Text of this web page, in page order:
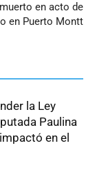
en acto de
en Puerto Montt
la Ley
Paulina
en el